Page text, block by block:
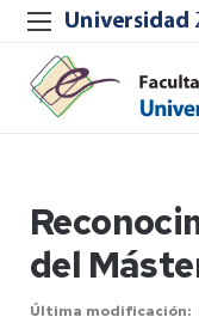
del
Última modificación